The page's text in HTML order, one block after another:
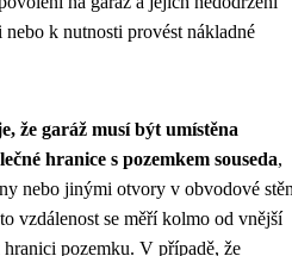
k nutnosti provést nákladné
že garáž musí být umístěna
hranice s pozemkem souseda,
nebo jinými otvory v obvodové
vzdálenost se měří kolmo od vnější
pozemku. V případě, že